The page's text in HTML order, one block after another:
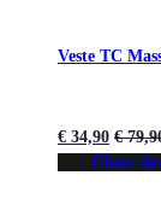
Veste TC
€ 34,90 €
Choix